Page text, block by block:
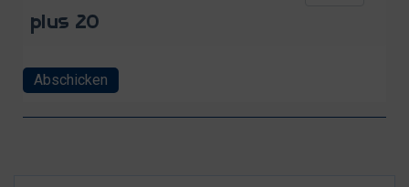
Abschicken